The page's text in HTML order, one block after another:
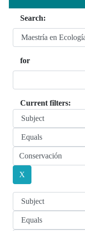
Search:
for
Current filters: